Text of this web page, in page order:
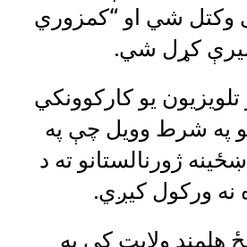
وکتل شي او “کمزوري
کړل شي.
تلویزیون یو کارکوونکي
په شرط وویل چې په
ژورنالستانو ته د
نه ورکول کیږي.
هلمند ولایت کې په